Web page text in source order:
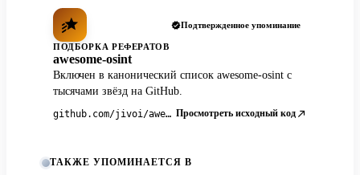
Подтвержденное упоминание
ПОДБОРКА РЕФЕРАТОВ
awesome-osint
Включен в канонический список awesome-osint с
тысячами звёзд на GitHub.
github.com/jivoi/awesome-osint Просмотреть исходный код
ТАКЖЕ УПОМИНАЕТСЯ В